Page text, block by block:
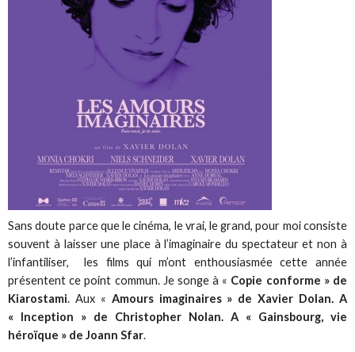
Sans doute parce que le cinéma, le vrai, le grand, pour moi consiste
souvent à laisser une place à l’imaginaire du spectateur et non à
l’infantiliser, les films qui m’ont enthousiasmée cette année
présentent ce point commun. Je songe à « Copie conforme » de
Kiarostami. Aux « Amours imaginaires » de Xavier Dolan. A
« Inception » de Christopher Nolan. A « Gainsbourg, vie
héroïque » de Joann Sfar.